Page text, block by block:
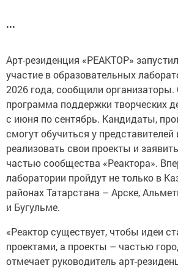
...
Арт-резиденция «РЕАКТОР»
участие в образовательных
2026 года, сообщили организаторы.
программа поддержки творческих
с июня по сентябрь. Кандидаты,
смогут обучиться у представителей
реализовать свои проекты и
частью сообщества «Реактора».
лаборатории пройдут не только в
районах Татарстана – Арске,
и Бугульме.
«Реактор существует, чтобы идеи
проектами, а проекты – частью
отмечает руководитель арт-